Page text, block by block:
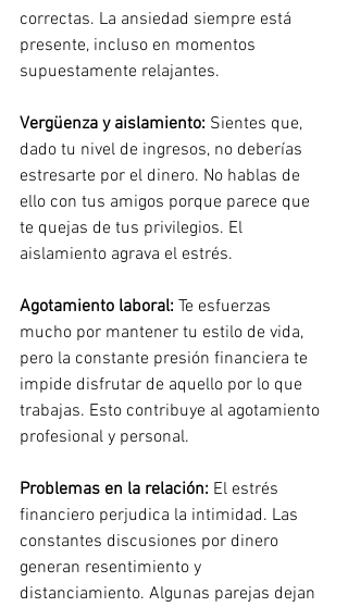
correctas. La ansiedad siempre está
presente, incluso en momentos
supuestamente relajantes.
Vergüenza y aislamiento: Sientes que,
dado tu nivel de ingresos, no deberías
estresarte por el dinero. No hablas de
ello con tus amigos porque parece que
te quejas de tus privilegios. El
aislamiento agrava el estrés.
Agotamiento laboral: Te esfuerzas
mucho por mantener tu estilo de vida,
pero la constante presión financiera te
impide disfrutar de aquello por lo que
trabajas. Esto contribuye al agotamiento
profesional y personal.
Problemas en la relación: El estrés
financiero perjudica la intimidad. Las
constantes discusiones por dinero
generan resentimiento y
distanciamiento. Algunas parejas dejan